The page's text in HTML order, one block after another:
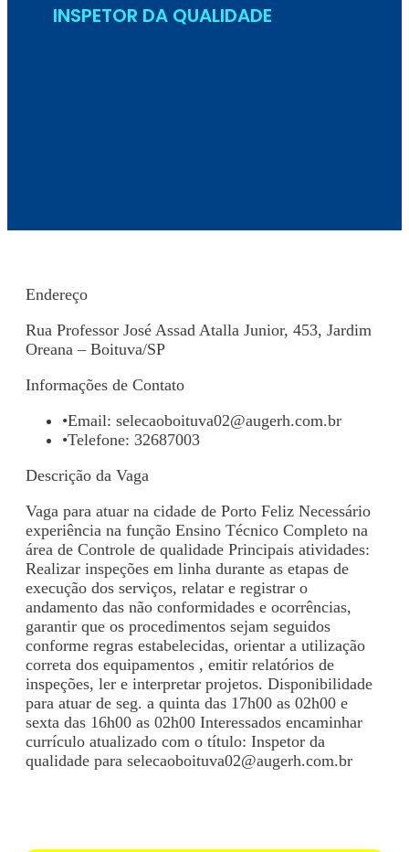
INSPETOR DA QUALIDADE
Endereço
Rua Professor José Assad Atalla Junior, 453, Jardim
Oreana – Boituva/SP
Informações de Contato
•Email: selecaoboituva02@augerh.com.br
•Telefone: 32687003
Descrição da Vaga
Vaga para atuar na cidade de Porto Feliz Necessário
experiência na função Ensino Técnico Completo na
área de Controle de qualidade Principais atividades:
Realizar inspeções em linha durante as etapas de
execução dos serviços, relatar e registrar o
andamento das não conformidades e ocorrências,
garantir que os procedimentos sejam seguidos
conforme regras estabelecidas, orientar a utilização
correta dos equipamentos , emitir relatórios de
inspeções, ler e interpretar projetos. Disponibilidade
para atuar de seg. a quinta das 17h00 as 02h00 e
sexta das 16h00 as 02h00 Interessados encaminhar
currículo atualizado com o título: Inspetor da
qualidade para selecaoboituva02@augerh.com.br